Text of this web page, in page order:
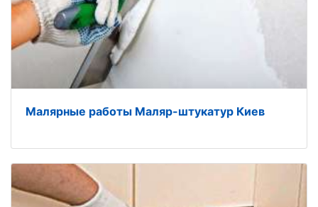
Малярные работы Маляр-штукатур Киев